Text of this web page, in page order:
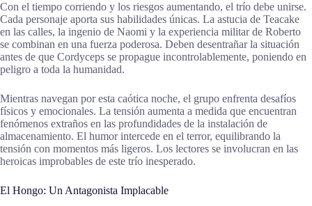
Con el tiempo corriendo y los riesgos aumentando, el trío debe unirse.
Cada personaje aporta sus habilidades únicas. La astucia de Teacake
en las calles, la ingenio de Naomi y la experiencia militar de Roberto
se combinan en una fuerza poderosa. Deben desentrañar la situación
antes de que Cordyceps se propague incontrolablemente, poniendo en
peligro a toda la humanidad.
Mientras navegan por esta caótica noche, el grupo enfrenta desafíos
físicos y emocionales. La tensión aumenta a medida que encuentran
fenómenos extraños en las profundidades de la instalación de
almacenamiento. El humor intercede en el terror, equilibrando la
tensión con momentos más ligeros. Los lectores se involucran en las
heroicas improbables de este trío inesperado.
El Hongo: Un Antagonista Implacable